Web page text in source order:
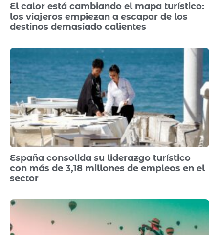
El calor está cambiando el mapa turístico:
los viajeros empiezan a escapar de los
destinos demasiado calientes
España consolida su liderazgo turístico
con más de 3,18 millones de empleos en el
sector